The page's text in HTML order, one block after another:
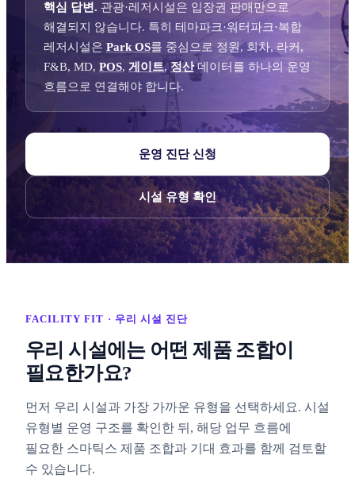
핵심 답변. 관광·레저시설은 입장권 판매만으로
해결되지 않습니다. 특히 테마파크·워터파크·복합
레저시설은 Park OS를 중심으로 정원, 회차, 라커,
F&B, MD, POS, 게이트, 정산데이터를 하나의 운영
흐름으로 연결해야 합니다.
운영 진단 신청
시설 유형 확인
FACILITY FIT · 우리 시설 진단
우리 시설에는 어떤 제품 조합이
필요한가요?
먼저 우리 시설과 가장 가까운 유형을 선택하세요. 시설
유형별 운영 구조를 확인한 뒤, 해당 업무 흐름에
필요한 스마틱스 제품 조합과 기대 효과를 함께 검토할
수 있습니다.